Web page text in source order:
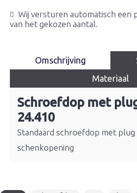
Wij versturen automatisch een
van het gekozen aantal.
Omschrijving
Materiaal
Schroefdop met
24.410
Standaard schroefdop met
schenkopening